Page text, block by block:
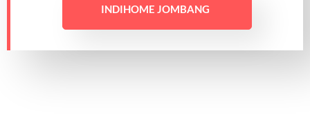
INDIHOME JOMBANG